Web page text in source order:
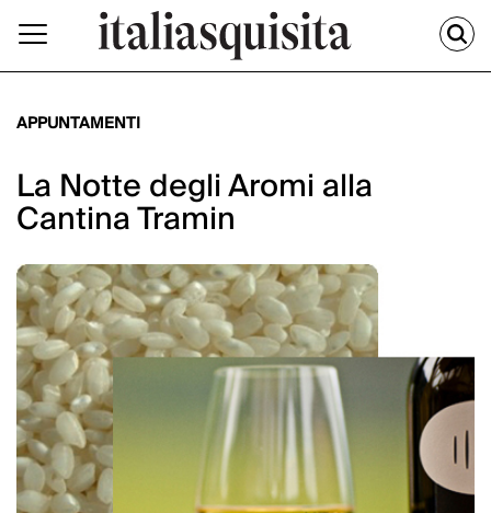
APPUNTAMENTI
La Notte degli Aromi alla
Cantina Tramin